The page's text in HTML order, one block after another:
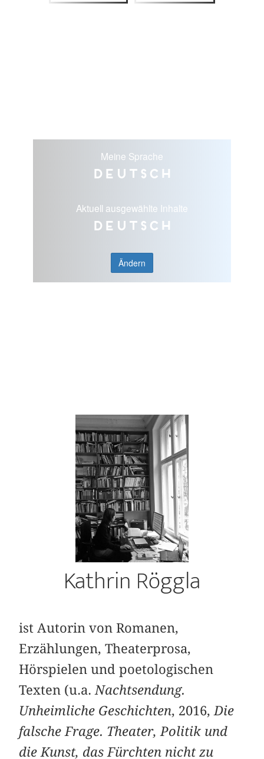
Meine Sprache
Deutsch
Aktuell ausgewählte Inhalte
Deutsch
Ändern
Kathrin Röggla
ist Autorin von Romanen,
Erzählungen, Theaterprosa,
Hörspielen und poetologischen
Texten (u.a. Nachtsendung.
Unheimliche Geschichten, 2016, Die
falsche Frage. Theater, Politik und
die Kunst, das Fürchten nicht zu